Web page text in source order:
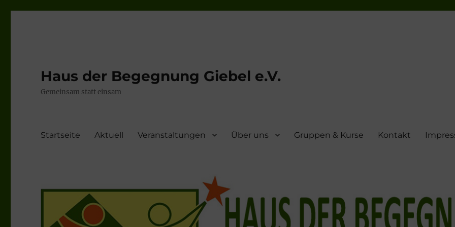
Haus der Begegnung Giebel e.V.
Gemeinsam statt einsam
Startseite Aktuell Veranstaltungen Über uns Gruppen & Kurse Kontakt